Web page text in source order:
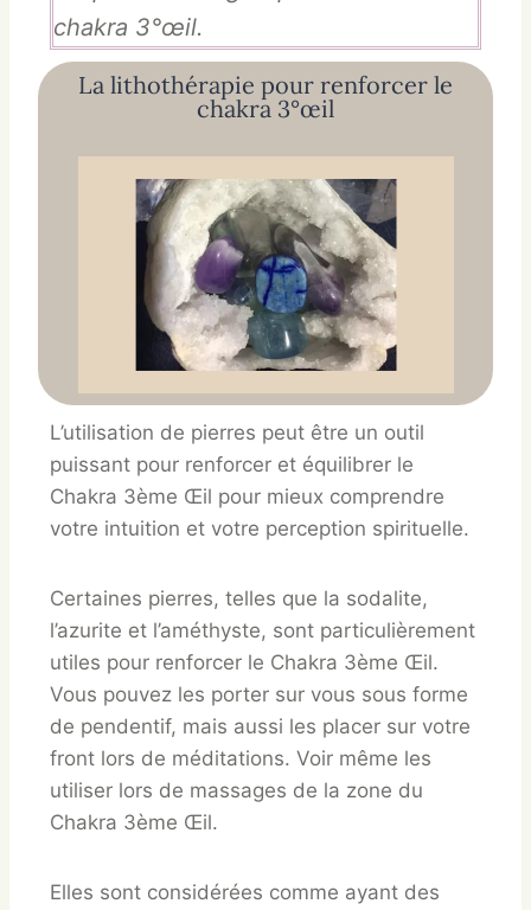
chakra 3°œil.
La lithothérapie pour renforcer le
chakra 3°œil
L’utilisation de pierres peut être un outil
puissant pour renforcer et équilibrer le
Chakra 3ème Œil pour mieux comprendre
votre intuition et votre perception spirituelle.
Certaines pierres, telles que la sodalite,
l’azurite et l’améthyste, sont particulièrement
utiles pour renforcer le Chakra 3ème Œil.
Vous pouvez les porter sur vous sous forme
de pendentif, mais aussi les placer sur votre
front lors de méditations. Voir même les
utiliser lors de massages de la zone du
Chakra 3ème Œil.
Elles sont considérées comme ayant des